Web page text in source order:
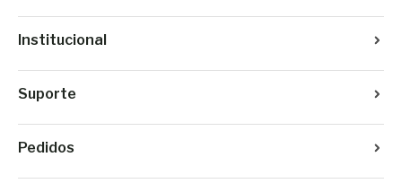
Institucional
Suporte
Pedidos